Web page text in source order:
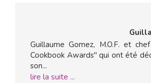
Guillaume Gomez, M.O.F. et
Cookbook Awards" qui ont été
son...
lire la suite ...